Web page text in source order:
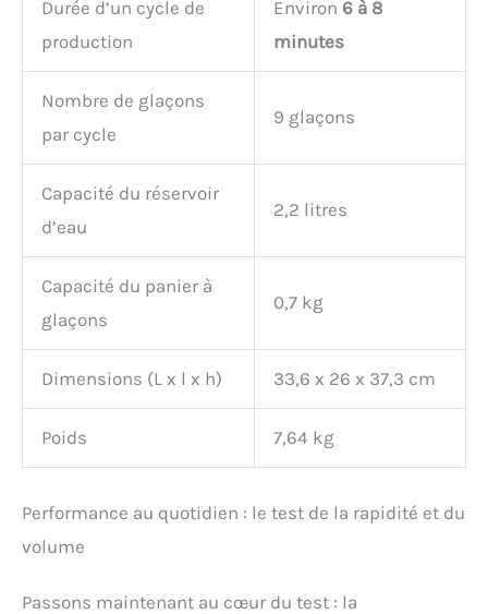
Durée d’un cycle de
production
Environ 6 à 8
minutes
Nombre de glaçons
par cycle
9 glaçons
Capacité du réservoir
d’eau
2,2 litres
Capacité du panier à
glaçons
0,7 kg
Dimensions (L x l x h) 33,6 x 26 x 37,3 cm
Poids 7,64 kg
Performance au quotidien : le test de la rapidité et du
volume
Passons maintenant au cœur du test : la